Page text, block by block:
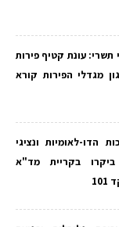
עונת קטיף פירות
מגדלי הפירות קורא
הדו-לאומיות ונציגי
בקריית מד"א